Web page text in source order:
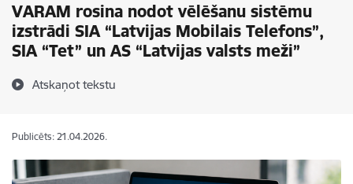
VARAM rosina nodot vēlēšanu sistēmu
izstrādi SIA “Latvijas Mobilais Telefons”,
SIA “Tet” un AS “Latvijas valsts meži”
Atskaņot tekstu
Publicēts: 21.04.2026.